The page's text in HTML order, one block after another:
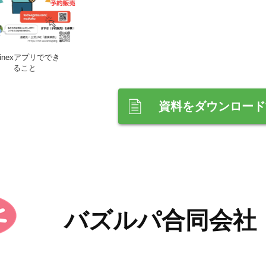
アプリででき
ること
資料をダウンロー
バズルパ合同会社